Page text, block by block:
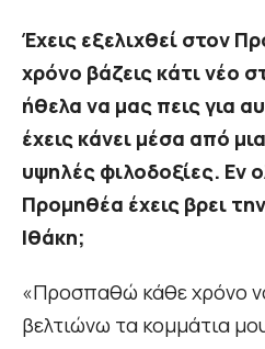
Έχεις εξελιχθεί στον
χρόνο βάζεις κάτι νέο
ήθελα να μας πεις για
έχεις κάνει μέσα από
υψηλές φιλοδοξίες. Εν
Προμηθέα έχεις βρει
Ιθάκη;
«Προσπαθώ κάθε χρόνο
βελτιώνω τα κομμάτια